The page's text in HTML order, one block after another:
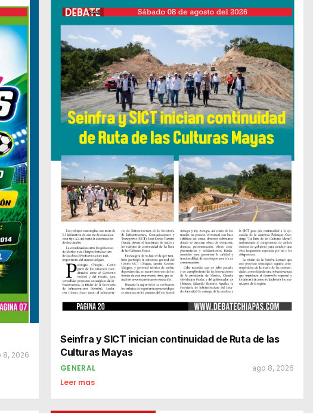
8, 2026
Seinfra y SICT inician continuidad de Ruta de las
Culturas Mayas
GENERAL ago 8, 2026
Leer mas